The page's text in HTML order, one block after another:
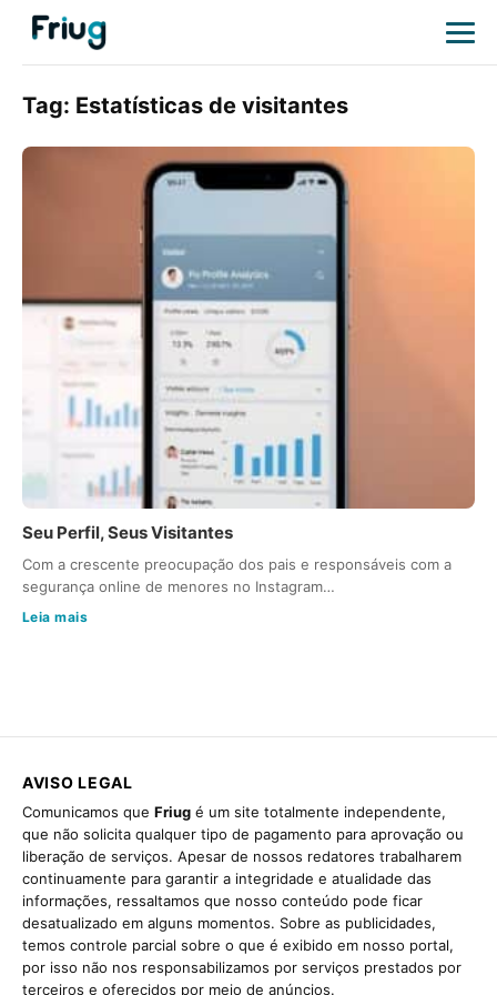
Tag: Estatísticas de visitantes
Seu Perfil, Seus Visitantes
Com a crescente preocupação dos pais e responsáveis com a
segurança online de menores no Instagram…
Leia mais
AVISO LEGAL
Comunicamos que Friug é um site totalmente independente,
que não solicita qualquer tipo de pagamento para aprovação ou
liberação de serviços. Apesar de nossos redatores trabalharem
continuamente para garantir a integridade e atualidade das
informações, ressaltamos que nosso conteúdo pode ficar
desatualizado em alguns momentos. Sobre as publicidades,
temos controle parcial sobre o que é exibido em nosso portal,
por isso não nos responsabilizamos por serviços prestados por
terceiros e oferecidos por meio de anúncios.